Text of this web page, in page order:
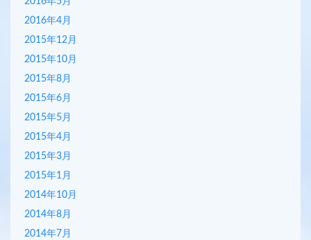
2016年4月
2015年12月
2015年10月
2015年8月
2015年6月
2015年5月
2015年4月
2015年3月
2015年1月
2014年10月
2014年8月
2014年7月